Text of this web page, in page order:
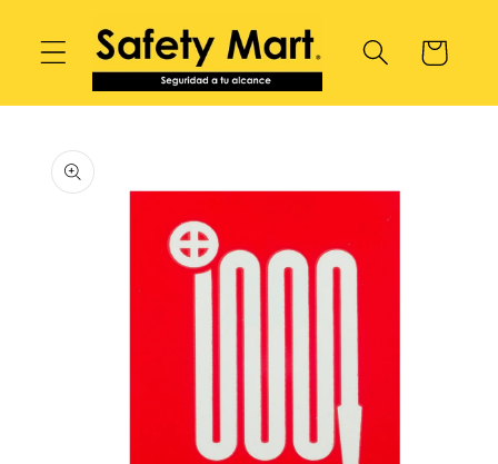
directamente
al contenido
Carrito
Ir
información